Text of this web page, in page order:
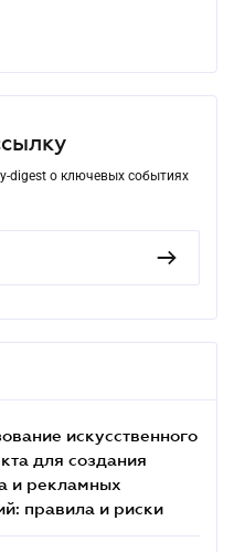
digest о ключевых событиях
искусственного
для создания
и рекламных
правила и риски